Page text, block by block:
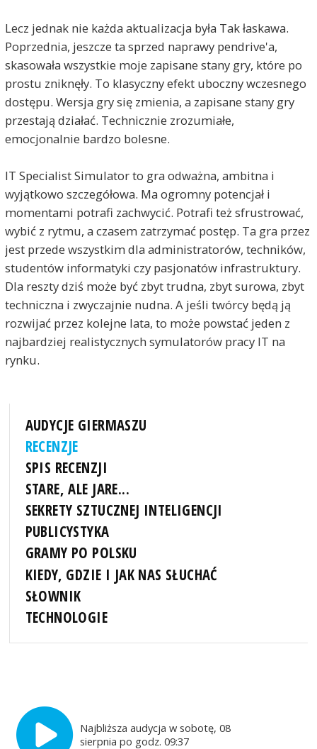
Lecz jednak nie każda aktualizacja była Tak łaskawa.
Poprzednia, jeszcze ta sprzed naprawy pendrive'a,
skasowała wszystkie moje zapisane stany gry, które po
prostu zniknęły. To klasyczny efekt uboczny wczesnego
dostępu. Wersja gry się zmienia, a zapisane stany gry
przestają działać. Technicznie zrozumiałe,
emocjonalnie bardzo bolesne.
IT Specialist Simulator to gra odważna, ambitna i
wyjątkowo szczegółowa. Ma ogromny potencjał i
momentami potrafi zachwycić. Potrafi też sfrustrować,
wybić z rytmu, a czasem zatrzymać postęp. Ta gra przez
jest przede wszystkim dla administratorów, techników,
studentów informatyki czy pasjonatów infrastruktury.
Dla reszty dziś może być zbyt trudna, zbyt surowa, zbyt
techniczna i zwyczajnie nudna. A jeśli twórcy będą ją
rozwijać przez kolejne lata, to może powstać jeden z
najbardziej realistycznych symulatorów pracy IT na
rynku.
AUDYCJE GIERMASZU
RECENZJE
SPIS RECENZJI
STARE, ALE JARE...
SEKRETY SZTUCZNEJ INTELIGENCJI
PUBLICYSTYKA
GRAMY PO POLSKU
KIEDY, GDZIE I JAK NAS SŁUCHAĆ
SŁOWNIK
TECHNOLOGIE
Najbliższa audycja w sobotę, 08
sierpnia po godz. 09:37